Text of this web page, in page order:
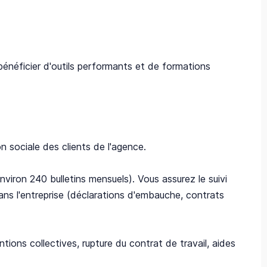
d'outils performants et de formations
sociale des clients de l'agence.
240 bulletins mensuels). Vous assurez le suivi
l'entreprise (déclarations d'embauche, contrats
collectives, rupture du contrat de travail, aides